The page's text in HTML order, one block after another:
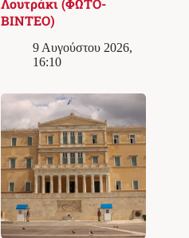
Λουτράκι (ΦΩΤΟ-
ΒΙΝΤΕΟ)
9 Αυγούστου 2026,
16:10